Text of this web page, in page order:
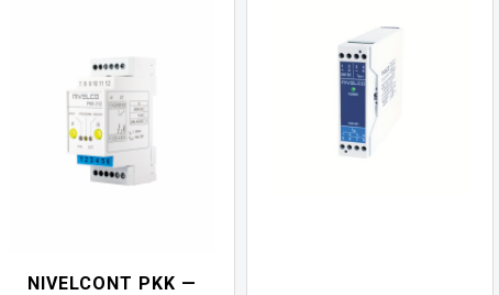
NIVELCONT PKK —